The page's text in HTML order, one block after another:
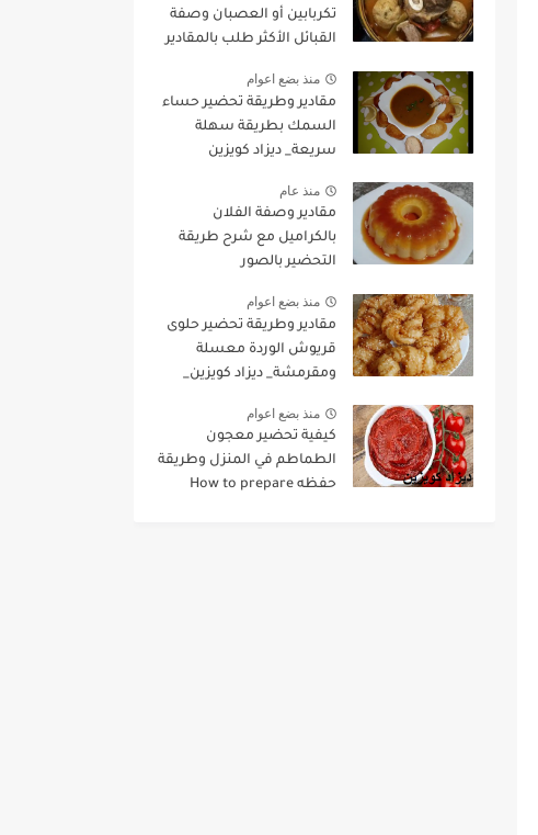
تكربابين أو العصبان وصفة
القبائل الأكثر طلب بالمقادير
منذ بضع اعوام
مقادير وطريقة تحضير حساء
السمك بطريقة سهلة
سريعة_ ديزاد كويزين
منذ عام
مقادير وصفة الفلان
بالكراميل مع شرح طريقة
التحضير بالصور
منذ بضع اعوام
مقادير وطريقة تحضير حلوى
قريوش الوردة معسلة
ومقرمشة_ ديزاد كويزين_
منذ بضع اعوام
كيفية تحضير معجون
الطماطم في المنزل وطريقة
حفظه How to prepare